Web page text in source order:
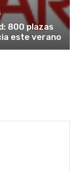
800 plazas
este verano